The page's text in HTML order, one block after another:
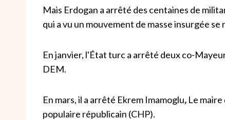
Mais Erdogan a arrêté des centaines de
qui a vu un mouvement de masse insurgée se
En janvier, l'État turc a arrêté deux co-
DEM.
En mars, il a arrêté Ekrem Imamoglu, Le
populaire républicain (CHP).